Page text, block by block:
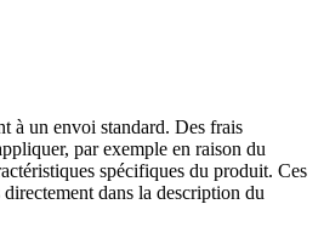
à un envoi standard. Des frais
par exemple en raison du
spécifiques du produit. Ces
dans la description du